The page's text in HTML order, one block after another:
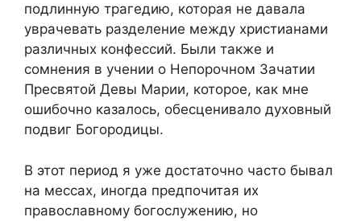
подлинную трагедию, которая не давала
уврачевать разделение между христианами
различных конфессий. Были также и
сомнения в учении о Непорочном Зачатии
Пресвятой Девы Марии, которое, как мне
ошибочно казалось, обесценивало духовный
подвиг Богородицы.
В этот период я уже достаточно часто бывал
на мессах, иногда предпочитая их
православному богослужению, но